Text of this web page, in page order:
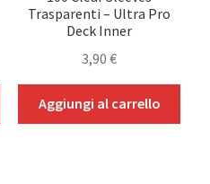
– One Piece – Magic)
Trasparenti – Ultra Pro
Deck Inner
3,90€
Aggiungi al carrello